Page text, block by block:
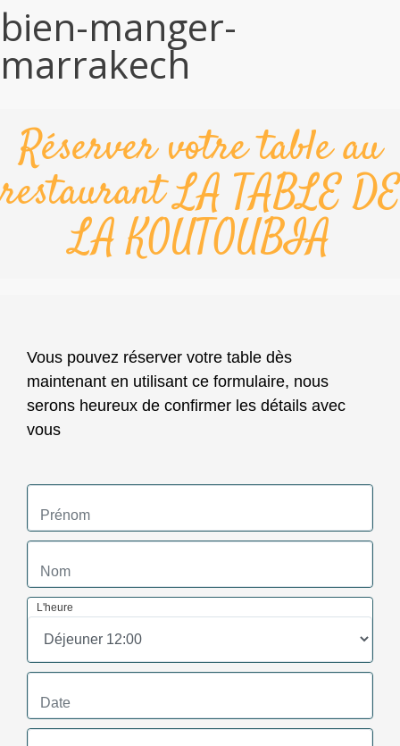
bien-manger-
marrakech
Réserver votre table au
restaurant LA TABLE DE
LA KOUTOUBIA
Vous pouvez réserver votre table dès
maintenant en utilisant ce formulaire, nous
serons heureux de confirmer les détails avec
vous
L'heure